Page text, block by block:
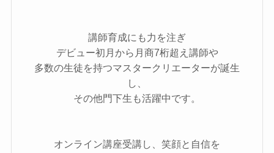
講師育成にも力を注ぎ
デビュー初月から月商7桁超え講師や
多数の生徒を持つマスタークリエーターが誕生
し、
その他門下生も活躍中です。
オンライン講座受講し、笑顔と自信を